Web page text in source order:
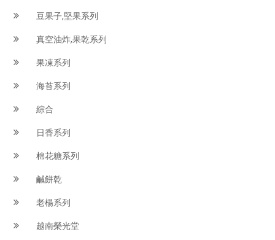
豆果子,堅果系列
真空油炸,果乾系列
果凍系列
海苔系列
綜合
日香系列
棉花糖系列
鹹餅乾
老楊系列
越南榮光堂